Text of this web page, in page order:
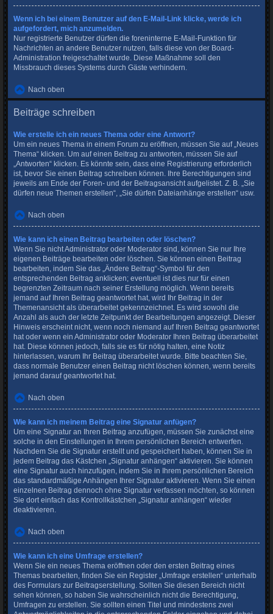
Wenn ich bei einem Benutzer auf den E-Mail-Link klicke, werde ich
aufgefordert, mich anzumelden.
Nur registrierte Benutzer dürfen die foreninterne E-Mail-Funktion für
Nachrichten an andere Benutzer nutzen, falls diese von der Board-
Administration freigeschaltet wurde. Diese Maßnahme soll den
Missbrauch dieses Systems durch Gäste verhindern.
Nach oben
Beiträge schreiben
Wie erstelle ich ein neues Thema oder eine Antwort?
Um ein neues Thema in einem Forum zu eröffnen, müssen Sie auf „Neues
Thema“ klicken. Um auf einen Beitrag zu antworten, müssen Sie auf
„Antworten“ klicken. Es könnte sein, dass eine Registrierung erforderlich
ist, bevor Sie einen Beitrag schreiben können. Ihre Berechtigungen sind
jeweils am Ende der Foren- und der Beitragsansicht aufgelistet. Z. B. „Sie
dürfen neue Themen erstellen“, „Sie dürfen Dateianhänge erstellen“ usw.
Nach oben
Wie kann ich einen Beitrag bearbeiten oder löschen?
Wenn Sie nicht Administrator oder Moderator sind, können Sie nur Ihre
eigenen Beiträge bearbeiten oder löschen. Sie können einen Beitrag
bearbeiten, indem Sie das „Ändere Beitrag“-Symbol für den
entsprechenden Beitrag anklicken; eventuell ist dies nur für einen
begrenzten Zeitraum nach seiner Erstellung möglich. Wenn bereits
jemand auf Ihren Beitrag geantwortet hat, wird Ihr Beitrag in der
Themenansicht als überarbeitet gekennzeichnet. Es wird sowohl die
Anzahl als auch der letzte Zeitpunkt der Bearbeitungen angezeigt. Dieser
Hinweis erscheint nicht, wenn noch niemand auf Ihren Beitrag geantwortet
hat oder wenn ein Administrator oder Moderator Ihren Beitrag überarbeitet
hat. Diese können jedoch, falls sie es für nötig halten, eine Notiz
hinterlassen, warum Ihr Beitrag überarbeitet wurde. Bitte beachten Sie,
dass normale Benutzer einen Beitrag nicht löschen können, wenn bereits
jemand darauf geantwortet hat.
Nach oben
Wie kann ich meinem Beitrag eine Signatur anfügen?
Um eine Signatur an Ihren Beitrag anzufügen, müssen Sie zunächst eine
solche in den Einstellungen in Ihrem persönlichen Bereich entwerfen.
Nachdem Sie die Signatur erstellt und gespeichert haben, können Sie in
jedem Beitrag das Kästchen „Signatur anhängen“ aktivieren. Sie können
eine Signatur auch hinzufügen, indem Sie in Ihrem persönlichen Bereich
das standardmäßige Anhängen Ihrer Signatur aktivieren. Wenn Sie einen
einzelnen Beitrag dennoch ohne Signatur verfassen möchten, so können
Sie dort einfach das Kontrollkästchen „Signatur anhängen“ wieder
deaktivieren.
Nach oben
Wie kann ich eine Umfrage erstellen?
Wenn Sie ein neues Thema eröffnen oder den ersten Beitrag eines
Themas bearbeiten, finden Sie ein Register „Umfrage erstellen“ unterhalb
des Formulars zur Beitragserstellung. Sollten Sie diesen Bereich nicht
sehen können, so haben Sie wahrscheinlich nicht die Berechtigung,
Umfragen zu erstellen. Sie sollten einen Titel und mindestens zwei